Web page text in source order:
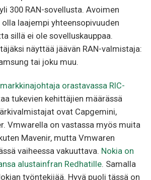
300 RAN-sovellusta. Avoimen
olla laajempi yhteensopivuuden
sillä ei ole sovelluskauppaa.
näyttää jäävän RAN-valmistaja:
tai joku muu.
orastavassa RIC-
tukevien kehittäjien määrässä
ovat Capgemini,
Vmwarella on vastassa myös muita
Mavenir, mutta Vmwaren
vaiheessa vakuuttava. Nokia on
alustainfran Redhatille. Samalla
työntekijää. Hyvä puoli tässä on